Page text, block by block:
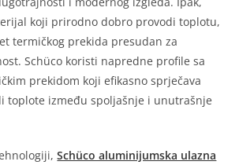
koji prirodno dobro provodi toplotu,
termičkog prekida presudan za
Schüco koristi napredne profile sa
prekidom koji efikasno sprječava
toplote između spoljašnje i unutrašnje
Schüco aluminijumska ulazna